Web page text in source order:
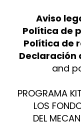
Aviso
Política de
Política de
Declaración
and
PROGRAMA
LOS
DEL